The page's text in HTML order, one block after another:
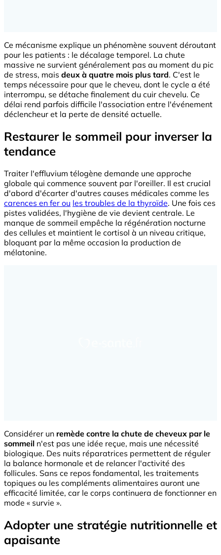
Ce mécanisme explique un phénomène souvent déroutant
pour les patients : le décalage temporel. La chute
massive ne survient généralement pas au moment du pic
de stress, mais deux à quatre mois plus tard. C'est le
temps nécessaire pour que le cheveu, dont le cycle a été
interrompu, se détache finalement du cuir chevelu. Ce
délai rend parfois difficile l'association entre l'événement
déclencheur et la perte de densité actuelle.
Restaurer le sommeil pour inverser la
tendance
Traiter l'effluvium télogène demande une approche
globale qui commence souvent par l'oreiller. Il est crucial
d'abord d'écarter d'autres causes médicales comme les
carences en fer ou les troubles de la thyroïde. Une fois ces
pistes validées, l'hygiène de vie devient centrale. Le
manque de sommeil empêche la régénération nocturne
des cellules et maintient le cortisol à un niveau critique,
bloquant par la même occasion la production de
mélatonine.
Considérer un remède contre la chute de cheveux par le
sommeil n'est pas une idée reçue, mais une nécessité
biologique. Des nuits réparatrices permettent de réguler
la balance hormonale et de relancer l'activité des
follicules. Sans ce repos fondamental, les traitements
topiques ou les compléments alimentaires auront une
efficacité limitée, car le corps continuera de fonctionner en
mode « survie ».
Adopter une stratégie nutritionnelle et
apaisante